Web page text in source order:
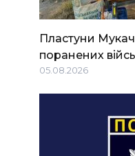
Пластуни
поранених
05.08.2026